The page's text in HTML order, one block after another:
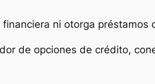
ni otorga préstamos
de opciones de crédito,